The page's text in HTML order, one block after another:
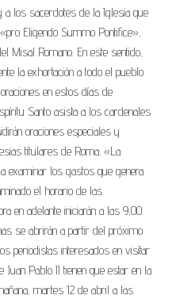
a los sacerdotes de la Iglesia que
Eligendo Summo Pontifice»,
Misal Romano. En este sentido,
la exhortación a todo el pueblo
en estos días de
Santo asista a los cardenales
oraciones especiales y
titulares de Roma. «La
examinar los gastos que genera
el horario de las
en adelante iniciarán a las 9,00.
se abrirán a partir del próximo
periodistas interesados en visitar
Pablo II tienen que estar en la
martes 12 de abril a las